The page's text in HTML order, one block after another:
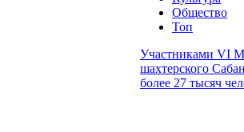
Общество
Топ
Участниками VI
шахтерского
более 27 тысяч